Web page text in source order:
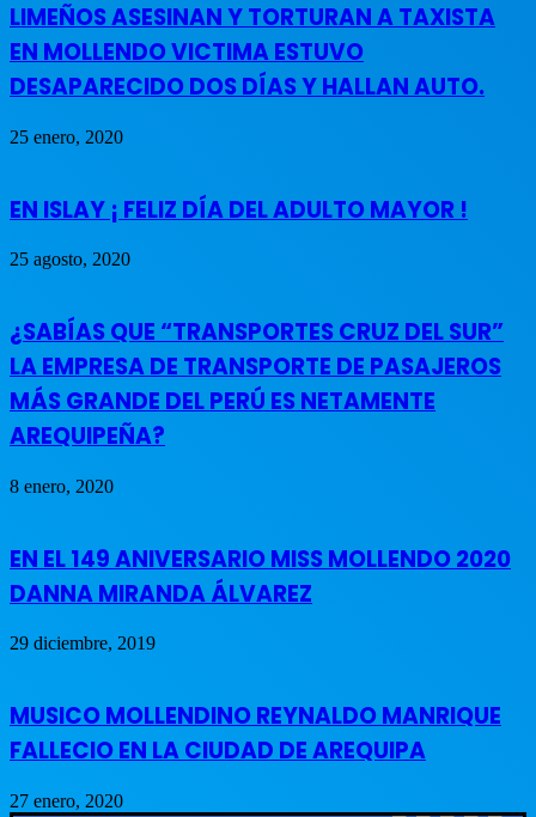
LIMEÑOS ASESINAN Y TORTURAN A TAXISTA
EN MOLLENDO VICTIMA ESTUVO
DESAPARECIDO DOS DÍAS Y HALLAN AUTO.
25 enero, 2020
EN ISLAY ¡ FELIZ DÍA DEL ADULTO MAYOR !
25 agosto, 2020
¿SABÍAS QUE “TRANSPORTES CRUZ DEL SUR”
LA EMPRESA DE TRANSPORTE DE PASAJEROS
MÁS GRANDE DEL PERÚ ES NETAMENTE
AREQUIPEÑA?
8 enero, 2020
EN EL 149 ANIVERSARIO MISS MOLLENDO 2020
DANNA MIRANDA ÁLVAREZ
29 diciembre, 2019
MUSICO MOLLENDINO REYNALDO MANRIQUE
FALLECIO EN LA CIUDAD DE AREQUIPA
27 enero, 2020